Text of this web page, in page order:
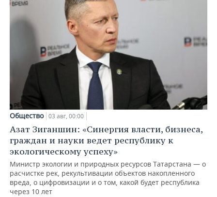
Общество 03 авг, 00:00
Азат Зиганшин: «Синергия власти, бизнеса,
граждан и науки ведет республику к
экологическому успеху»
Министр экологии и природных ресурсов Татарстана — о
расчистке рек, рекультивации объектов накопленного
вреда, о цифровизации и о том, какой будет республика
через 10 лет